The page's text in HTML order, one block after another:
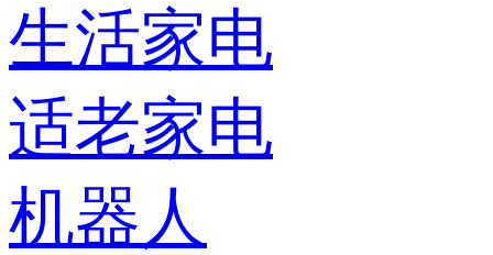
生活家电
适老家电
机器人